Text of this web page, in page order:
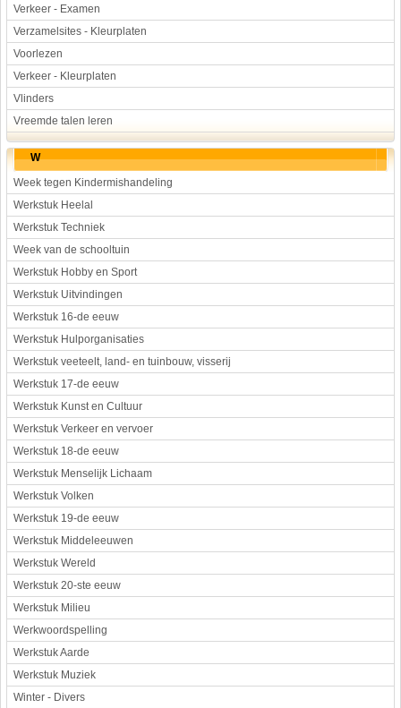
Verkeer - Examen
Verzamelsites - Kleurplaten
Voorlezen
Verkeer - Kleurplaten
Vlinders
Vreemde talen leren
W
Week tegen Kindermishandeling
Werkstuk Heelal
Werkstuk Techniek
Week van de schooltuin
Werkstuk Hobby en Sport
Werkstuk Uitvindingen
Werkstuk 16-de eeuw
Werkstuk Hulporganisaties
Werkstuk veeteelt, land- en tuinbouw, visserij
Werkstuk 17-de eeuw
Werkstuk Kunst en Cultuur
Werkstuk Verkeer en vervoer
Werkstuk 18-de eeuw
Werkstuk Menselijk Lichaam
Werkstuk Volken
Werkstuk 19-de eeuw
Werkstuk Middeleeuwen
Werkstuk Wereld
Werkstuk 20-ste eeuw
Werkstuk Milieu
Werkwoordspelling
Werkstuk Aarde
Werkstuk Muziek
Winter - Divers